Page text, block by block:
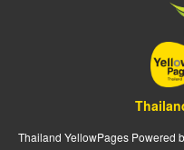
Thailand YellowPages Powered